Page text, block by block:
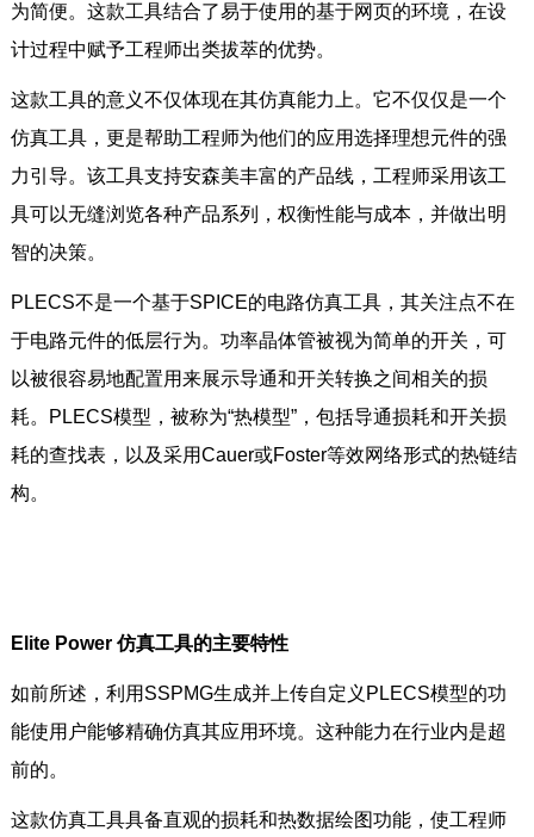
为简便。这款工具结合了易于使用的基于网页的环境，在设
计过程中赋予工程师出类拔萃的优势。
这款工具的意义不仅体现在其仿真能力上。它不仅仅是一个
仿真工具，更是帮助工程师为他们的应用选择理想元件的强
力引导。该工具支持安森美丰富的产品线，工程师采用该工
具可以无缝浏览各种产品系列，权衡性能与成本，并做出明
智的决策。
PLECS不是一个基于SPICE的电路仿真工具，其关注点不在
于电路元件的低层行为。功率晶体管被视为简单的开关，可
以被很容易地配置用来展示导通和开关转换之间相关的损
耗。PLECS模型，被称为“热模型”，包括导通损耗和开关损
耗的查找表，以及采用Cauer或Foster等效网络形式的热链结
构。
Elite Power 仿真工具的主要特性
如前所述，利用SSPMG生成并上传自定义PLECS模型的功
能使用户能够精确仿真其应用环境。这种能力在行业内是超
前的。
这款仿真工具具备直观的损耗和热数据绘图功能，使工程师